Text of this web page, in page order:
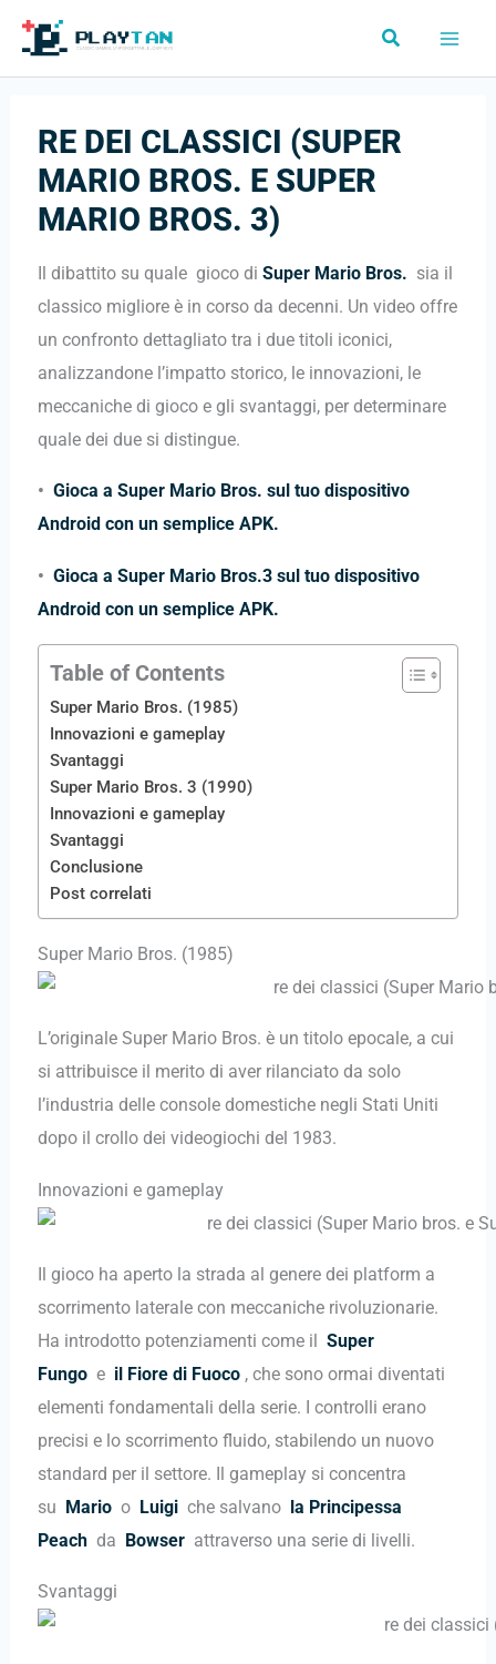
contenuto
Cerca
RE DEI CLASSICI (SUPER
MARIO BROS. E SUPER
MARIO BROS. 3)
Il dibattito su quale gioco di Super Mario Bros. sia il
classico migliore è in corso da decenni. Un video offre
un confronto dettagliato tra i due titoli iconici,
analizzandone l’impatto storico, le innovazioni, le
meccaniche di gioco e gli svantaggi, per determinare
quale dei due si distingue.
• Gioca a Super Mario Bros. sul tuo dispositivo
Android con un semplice APK.
• Gioca a Super Mario Bros.3 sul tuo dispositivo
Android con un semplice APK.
Table of Contents
Super Mario Bros. (1985)
Innovazioni e gameplay
Svantaggi
Super Mario Bros. 3 (1990)
Innovazioni e gameplay
Svantaggi
Conclusione
Post correlati
Super Mario Bros. (1985)
L’originale Super Mario Bros. è un titolo epocale, a cui
si attribuisce il merito di aver rilanciato da solo
l’industria delle console domestiche negli Stati Uniti
dopo il crollo dei videogiochi del 1983.
Innovazioni e gameplay
Il gioco ha aperto la strada al genere dei platform a
scorrimento laterale con meccaniche rivoluzionarie.
Ha introdotto potenziamenti come il Super
Fungoe il Fiore di Fuoco, che sono ormai diventati
elementi fondamentali della serie. I controlli erano
precisi e lo scorrimento fluido, stabilendo un nuovo
standard per il settore. Il gameplay si concentra
su Marioo Luigiche salvano la Principessa
Peachda Bowserattraverso una serie di livelli.
Svantaggi